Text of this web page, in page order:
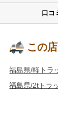
口コ
この
福島県/軽トラ
福島県/2tトラ